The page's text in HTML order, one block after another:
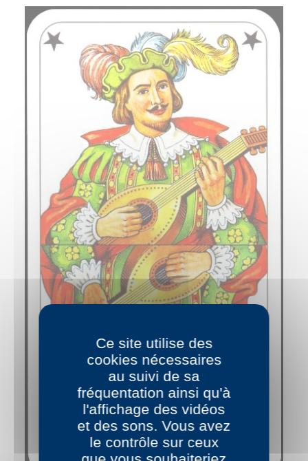
Ce site utilise des
cookies nécessaires
au suivi de sa
fréquentation ainsi qu'à
l'affichage des vidéos
et des sons. Vous avez
le contrôle sur ceux